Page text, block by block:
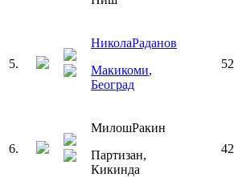
5.
НиколаРаданов
Макикоми,
Београд
52
6.
МилошРакин
Партизан,
Кикинда
42